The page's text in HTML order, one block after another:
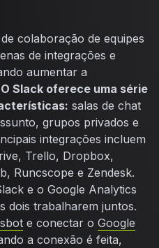
colaboração de equipes
de integrações e
aumentar a
O Slack oferece uma série
salas de chat
grupos privados e
integrações incluem
Trello, Dropbox,
Runcscope e Zendesk.
e o Google Analytics
dois trabalharem juntos.
e conectar o Google
a conexão é feita,